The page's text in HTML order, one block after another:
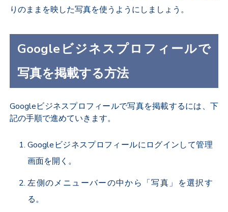
りのままを映した写真を使うようにしましょう。
Googleビジネスプロフィールで
写真を掲載する方法
Googleビジネスプロフィールで写真を掲載するには、下
記の手順で進めていきます。
Googleビジネスプロフィールにログインして管理
画面を開く。
左側のメニューバーの中から「写真」を選択す
る。